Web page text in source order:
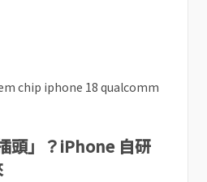
頭」？iPhone 自研